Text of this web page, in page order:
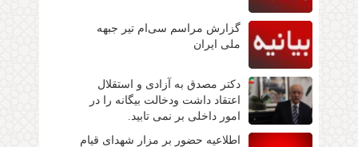
گزارش مراسم سی‌ام تیر جبهه
ملی ایران
دکتر مصدق به آزادی و استقلال
اعتقاد داشت ودخالت بیگانه را در
امور داخلی بر نمی تابید.
اطلاعیه حضور بر مزار شهدای قیام